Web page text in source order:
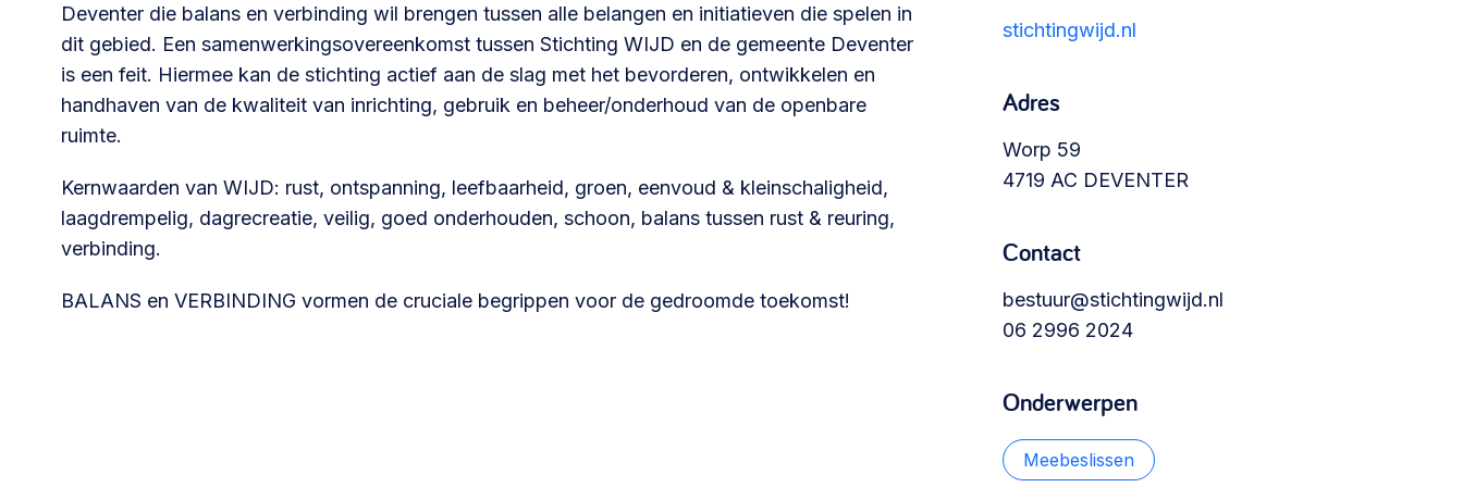
Community building en ABCD,
welkomstcultuur >
Betrokken buurten, contact stimuleren,
netwerken uitbreiden >
Weerbare gemeenschappen
ontmoetingsplekken >
Buurtenergie Meebeslissen
Uitdaagrecht, gemeenschapsfondsen, lokale
democratie >
Samenwerken en lokale politiek
Lobbyen, invloed uitoefenen,
invoering omgevingswet, participatie,
gebiedsontwikkeling>
Deventer die balans en verbinding wil brengen tussen alle belangen en initiatieven die spelen in
dit gebied. Een samenwerkingsovereenkomst tussen Stichting WIJD en de gemeente Deventer
is een feit. Hiermee kan de stichting actief aan de slag met het bevorderen, ontwikkelen en
handhaven van de kwaliteit van inrichting, gebruik en beheer/onderhoud van de openbare
ruimte.
Kernwaarden van WIJD: rust, ontspanning, leefbaarheid, groen, eenvoud & kleinschaligheid,
laagdrempelig, dagrecreatie, veilig, goed onderhouden, schoon, balans tussen rust & reuring,
verbinding.
BALANS en VERBINDING vormen de cruciale begrippen voor de gedroomde toekomst!
stichtingwijd.nl
Adres
Worp 59
4719 AC DEVENTER
Contact
bestuur@stichtingwijd.nl
06 2996 2024
Onderwerpen
Meebeslissen